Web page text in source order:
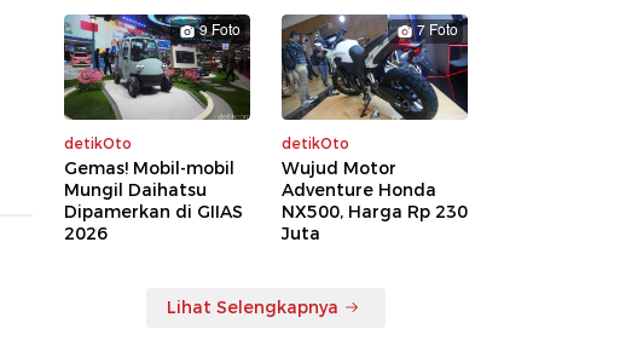
9 Foto
detikOto
Gemas! Mobil-mobil
Mungil Daihatsu
Dipamerkan di GIIAS
2026
7 Foto
detikOto
Wujud Motor
Adventure Honda
NX500, Harga Rp 230
Juta
Lihat Selengkapnya